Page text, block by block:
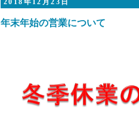
2018年12月23日
年末年始の営業について